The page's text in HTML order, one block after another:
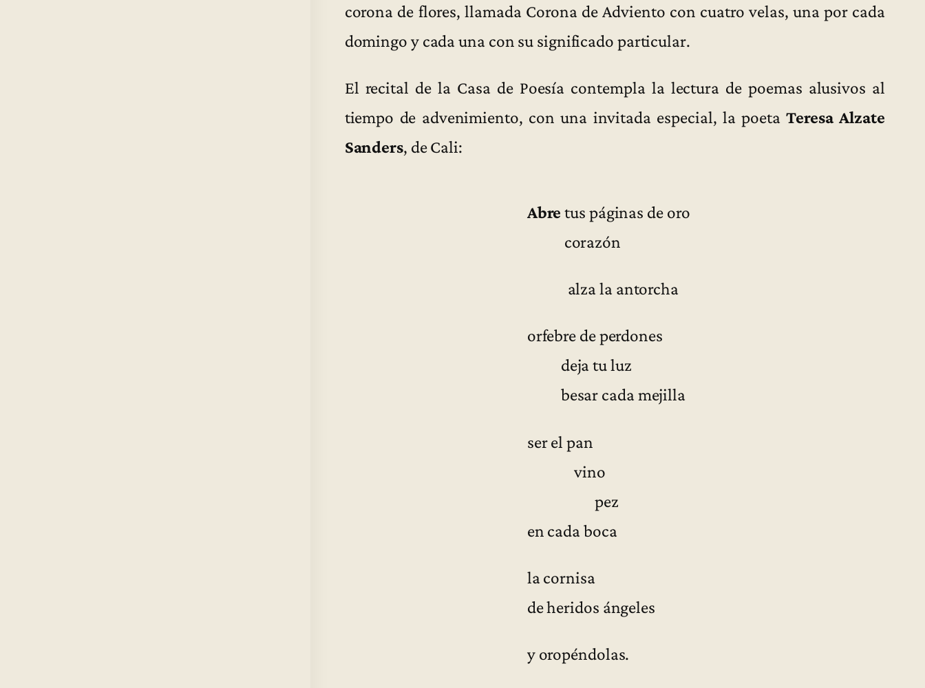
corona de flores, llamada Corona de Adviento con cuatro velas, una por cada
domingo y cada una con su significado particular.
El recital de la Casa de Poesía contempla la lectura de poemas alusivos al
tiempo de advenimiento, con una invitada especial, la poetaTeresa Alzate
Sanders, de Cali:
Abre tus páginas de oro
corazón
alza la antorcha
orfebre de perdones
deja tu luz
besar cada mejilla
ser el pan
vino
pez
en cada boca
la cornisa
de heridos ángeles
y oropéndolas.